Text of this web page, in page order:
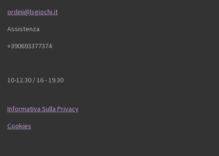
ordini@lsgiochi.it
Assistenza
+390693377374
10-12.30 / 16 - 19.30
Informativa Sulla Privacy
Cookies